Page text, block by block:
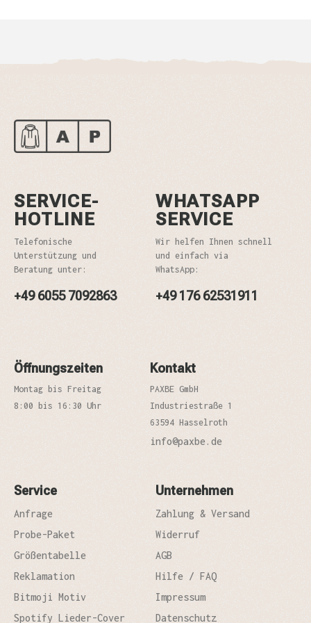
SERVICE-
HOTLINE
Telefonische
Unterstützung und
Beratung unter:
+49 6055 7092863
WHATSAPP
SERVICE
Wir helfen Ihnen schnell
und einfach via
WhatsApp:
+49 176 62531911
Öffnungszeiten
Montag bis Freitag
8:00 bis 16:30 Uhr
Kontakt
PAXBE GmbH
Industriestraße 1
63594 Hasselroth
info@paxbe.de
Service
Anfrage
Probe-Paket
Größentabelle
Reklamation
Bitmoji Motiv
Spotify Lieder-Cover
Unternehmen
Zahlung & Versand
Widerruf
AGB
Hilfe / FAQ
Impressum
Datenschutz